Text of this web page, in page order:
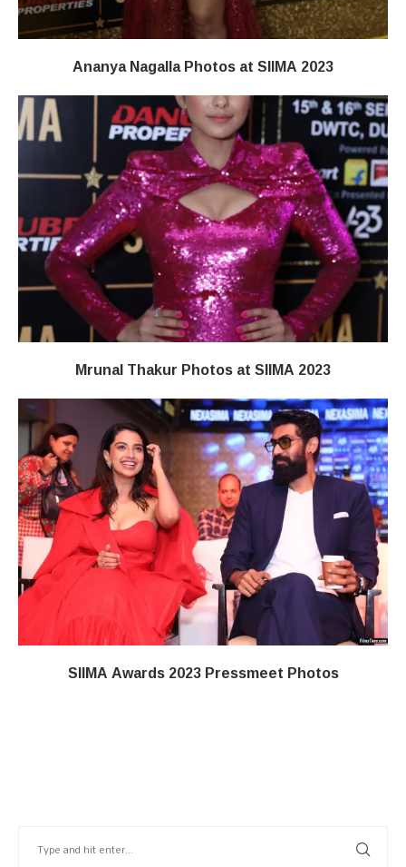
Ananya Nagalla Photos at SIIMA 2023
Mrunal Thakur Photos at SIIMA 2023
SIIMA Awards 2023 Pressmeet Photos